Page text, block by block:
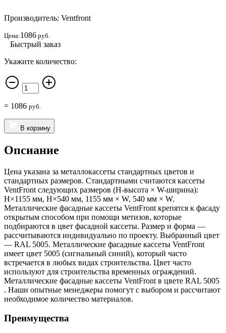
Производитель: Ventfront
Цена:1086 руб.
Быстрый заказ
Укажите количество:
= 1086 руб.
В корзину
Опсиание
Цена указана за металлокассеты стандартных цветов и
стандартных размеров. Стандартными считаются кассеты
VentFront следующих размеров (H-высота × W-ширина):
H×1155 мм, H×540 мм, 1155 мм × W, 540 мм × W.
Металлические фасадные кассеты VentFront крепятся к фасаду
открытым способом при помощи метизов, которые
подбираются в цвет фасадной кассеты. Размер и форма —
рассчитываются индивидуально по проекту. Выбранный цвет
— RAL 5005. Металлические фасадные кассеты VentFront
имеет цвет 5005 (сигнальный синий), который часто
встречается в любых видах строительства. Цвет часто
используют для строительства временных ограждений.
Металлические фасадные кассеты VentFront в цвете RAL 5005
. Наши опытные менеджеры помогут с выбором и рассчитают
необходимое количество материалов.
Преимущества